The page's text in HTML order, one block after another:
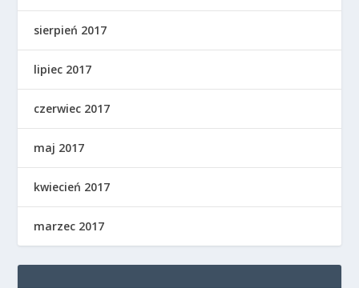
sierpień 2017
lipiec 2017
czerwiec 2017
maj 2017
kwiecień 2017
marzec 2017